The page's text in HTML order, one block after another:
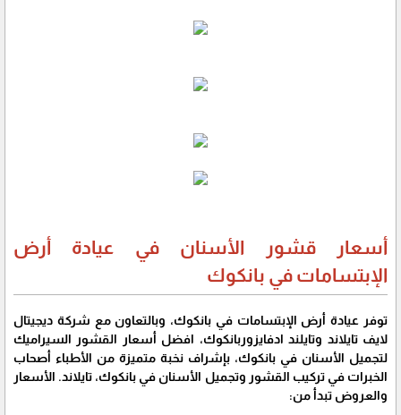
أسعار قشور الأسنان في عيادة أرض
الإبتسامات في بانكوك
توفر عيادة أرض الإبتسامات في بانكوك، وبالتعاون مع شركة ديجيتال
لايف تايلاند وتايلند ادفايزوربانكوك، افضل أسعار القشور السيراميك
لتجميل الأسنان في بانكوك، بإشراف نخبة متميزة من الأطباء أصحاب
الخبرات في تركيب القشور وتجميل الأسنان في بانكوك، تايلاند. الأسعار
والعروض تبدأ من: